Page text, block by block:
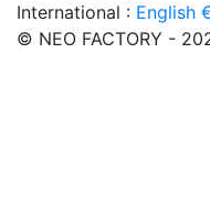
International : English
© NEO FACTORY -